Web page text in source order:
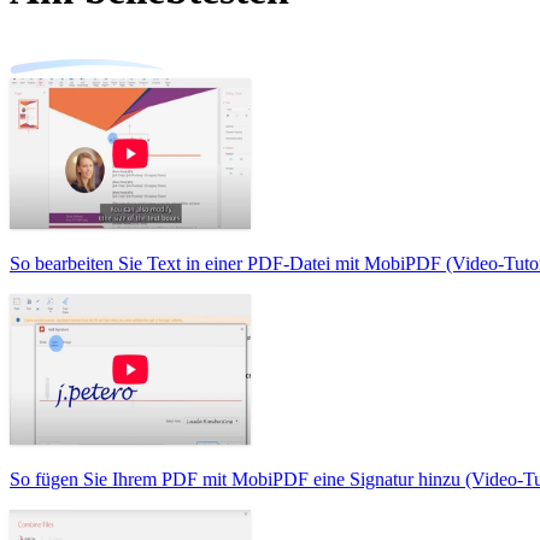
So bearbeiten Sie Text in einer PDF-Datei mit MobiPDF (Video-
So fügen Sie Ihrem PDF mit MobiPDF eine Signatur hinzu (Video-